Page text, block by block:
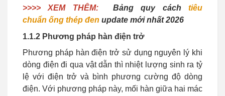
>>>> XEM THÊM: Bảng quy cáchtiêu
chuẩn ống thép đen update mới nhất 2026
1.1.2 Phương pháp hàn điện trở
Phương pháp hàn điện trở sử dụng nguyên lý khi
dòng điện đi qua vật dẫn thì nhiệt lượng sinh ra tỷ
lệ với điện trở và bình phương cường độ dòng
điện. Với phương pháp này, mối hàn giữa hai mác